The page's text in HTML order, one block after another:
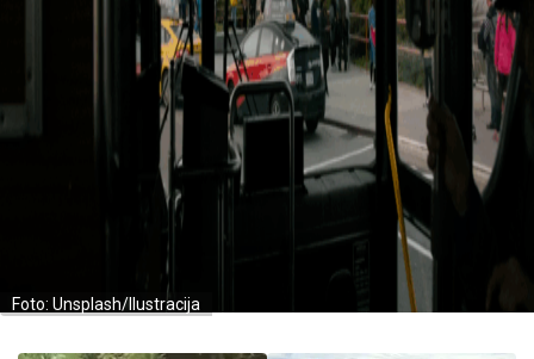
Foto: Unsplash/Ilustracija